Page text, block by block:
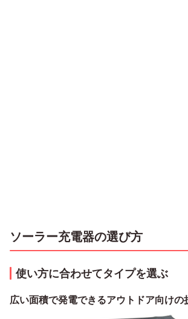
ソーラー充電器の選び方
使い方に合わせてタイプを選ぶ
広い面積で発電できるアウトドア向けの